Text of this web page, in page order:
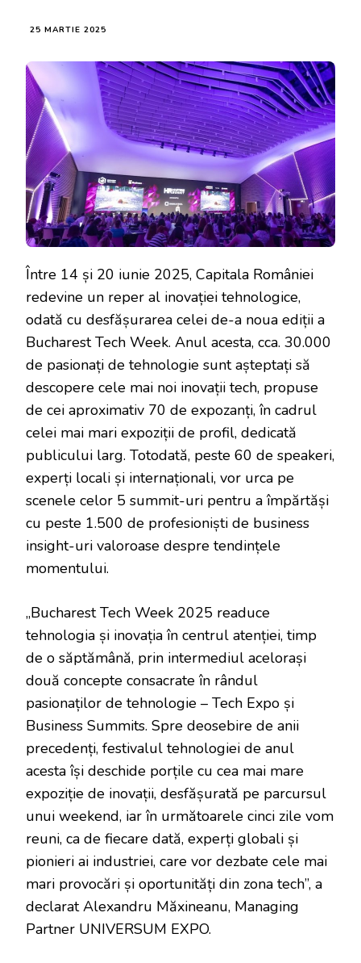
25 MARTIE 2025
Între 14 și 20 iunie 2025, Capitala României
redevine un reper al inovației tehnologice,
odată cu desfășurarea celei de-a noua ediții a
Bucharest Tech Week. Anul acesta, cca. 30.000
de pasionați de tehnologie sunt așteptați să
descopere cele mai noi inovații tech, propuse
de cei aproximativ 70 de expozanți, în cadrul
celei mai mari expoziții de profil, dedicată
publicului larg. Totodată, peste 60 de speakeri,
experți locali și internaționali, vor urca pe
scenele celor 5 summit-uri pentru a împărtăși
cu peste 1.500 de profesioniști de business
insight-uri valoroase despre tendințele
momentului.
„Bucharest Tech Week 2025 readuce
tehnologia și inovația în centrul atenției, timp
de o săptămână, prin intermediul acelorași
două concepte consacrate în rândul
pasionaților de tehnologie – Tech Expo și
Business Summits. Spre deosebire de anii
precedenți, festivalul tehnologiei de anul
acesta își deschide porțile cu cea mai mare
expoziție de inovații, desfășurată pe parcursul
unui weekend, iar în următoarele cinci zile vom
reuni, ca de fiecare dată, experți globali și
pionieri ai industriei, care vor dezbate cele mai
mari provocări și oportunități din zona tech”, a
declarat Alexandru Măxineanu, Managing
Partner UNIVERSUM EXPO.